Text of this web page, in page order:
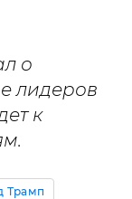
о
лидеров
к
Трамп